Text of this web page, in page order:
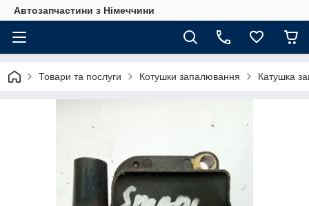
Автозапчастини з Німеччини
Товари та послуги Котушки запалювання Катушка